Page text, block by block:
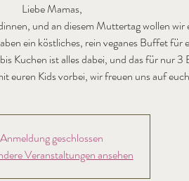
Liebe Mamas,
und an diesem Muttertag wollen wir
ein köstliches, rein veganes Buffet für
Kuchen ist alles dabei, und das für nur 3
euren Kids vorbei, wir freuen uns auf
Anmeldung geschlossen
Veranstaltungen ansehen